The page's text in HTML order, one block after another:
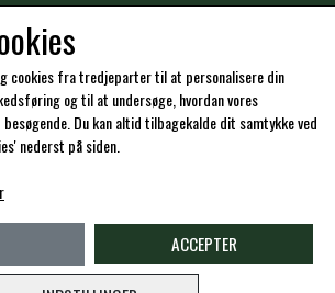
med:
cookies fra tredjeparter til at personalisere din
og til at undersøge, hvordan vores
Du kan altid tilbagekalde dit samtykke ved
nederst på siden.
ACCEPTER